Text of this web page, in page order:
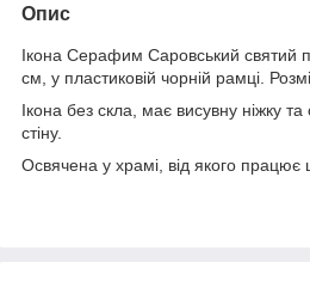
Опис
Ікона Серафим Саровський святий
см, у пластиковій чорній рамці.
Ікона без скла, має висувну ніжку
стіну.
Освячена у храмі, від якого працює